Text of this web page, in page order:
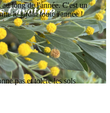
long de l'année. C'est un
le jardin toute l'année !
pas et tolère les sols